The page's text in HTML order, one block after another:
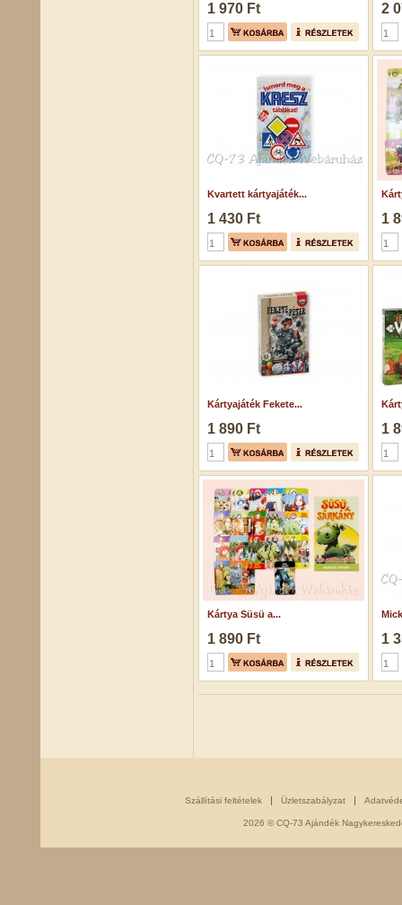
1 970 Ft 2
Kvartett kártyajáték...
1 430 Ft 1
Kártyajáték Fekete...
1 890 Ft 1
Kártya Süsü a...
1 890 Ft 1
Szállítási feltételek Üzletszabályzat
2026 © CQ-73 Ajándék